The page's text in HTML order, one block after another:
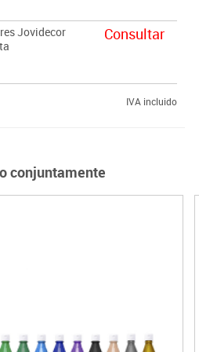
Jovidecor
Consultar
IVA incluido
conjuntamente